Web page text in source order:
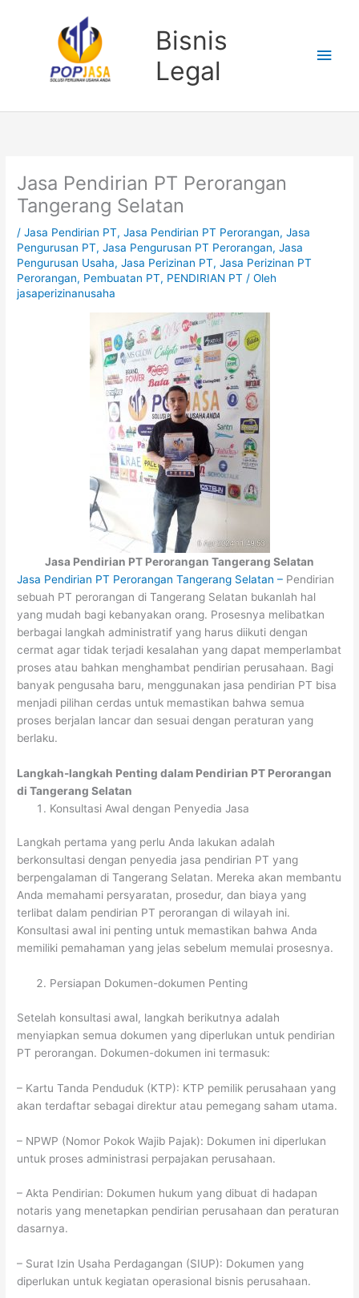
Bisnis
Legal
Jasa Pendirian PT Perorangan
Tangerang Selatan
/Jasa Pendirian PT,Jasa Pendirian PT Perorangan,Jasa
Pengurusan PT,Jasa Pengurusan PT Perorangan,Jasa
Pengurusan Usaha,Jasa Perizinan PT,Jasa Perizinan PT
Perorangan, Pembuatan PT, PENDIRIAN PT / Oleh
jasaperizinanusaha
Jasa Pendirian PT Perorangan Tangerang Selatan
Jasa Pendirian PT Perorangan Tangerang Selatan – Pendirian
sebuah PT perorangan di Tangerang Selatan bukanlah hal
yang mudah bagi kebanyakan orang. Prosesnya melibatkan
berbagai langkah administratif yang harus diikuti dengan
cermat agar tidak terjadi kesalahan yang dapat memperlambat
proses atau bahkan menghambat pendirian perusahaan. Bagi
banyak pengusaha baru, menggunakan jasa pendirian PT bisa
menjadi pilihan cerdas untuk memastikan bahwa semua
proses berjalan lancar dan sesuai dengan peraturan yang
berlaku.
Langkah-langkah Penting dalam Pendirian PT Perorangan
di Tangerang Selatan
Konsultasi Awal dengan Penyedia Jasa
Langkah pertama yang perlu Anda lakukan adalah
berkonsultasi dengan penyedia jasa pendirian PT yang
berpengalaman di Tangerang Selatan. Mereka akan membantu
Anda memahami persyaratan, prosedur, dan biaya yang
terlibat dalam pendirian PT perorangan di wilayah ini.
Konsultasi awal ini penting untuk memastikan bahwa Anda
memiliki pemahaman yang jelas sebelum memulai prosesnya.
Persiapan Dokumen-dokumen Penting
Setelah konsultasi awal, langkah berikutnya adalah
menyiapkan semua dokumen yang diperlukan untuk pendirian
PT perorangan. Dokumen-dokumen ini termasuk:
– Kartu Tanda Penduduk (KTP): KTP pemilik perusahaan yang
akan terdaftar sebagai direktur atau pemegang saham utama.
– NPWP (Nomor Pokok Wajib Pajak): Dokumen ini diperlukan
untuk proses administrasi perpajakan perusahaan.
– Akta Pendirian: Dokumen hukum yang dibuat di hadapan
notaris yang menetapkan pendirian perusahaan dan peraturan
dasarnya.
– Surat Izin Usaha Perdagangan (SIUP): Dokumen yang
diperlukan untuk kegiatan operasional bisnis perusahaan.